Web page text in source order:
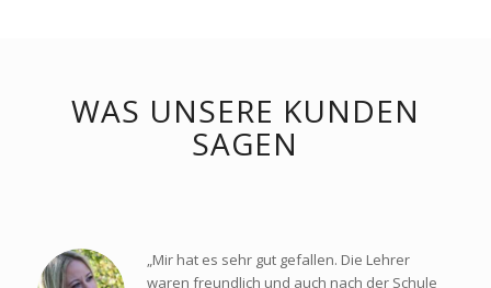
WAS UNSERE KUNDEN
SAGEN
„Mir hat es sehr gut gefallen. Die Lehrer
waren freundlich und auch nach der Schule